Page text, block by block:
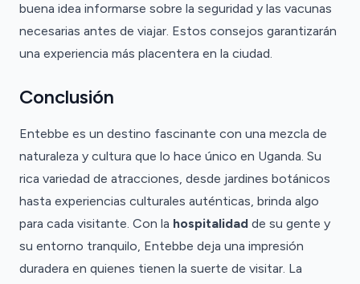
buena idea informarse sobre la seguridad y las vacunas
necesarias antes de viajar. Estos consejos garantizarán
una experiencia más placentera en la ciudad.
Conclusión
Entebbe es un destino fascinante con una mezcla de
naturaleza y cultura que lo hace único en Uganda. Su
rica variedad de atracciones, desde jardines botánicos
hasta experiencias culturales auténticas, brinda algo
para cada visitante. Con la hospitalidad de su gente y
su entorno tranquilo, Entebbe deja una impresión
duradera en quienes tienen la suerte de visitar. La